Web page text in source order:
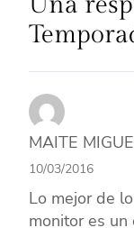
MAITE
10/03/2016
Lo mejor de
monitor es un